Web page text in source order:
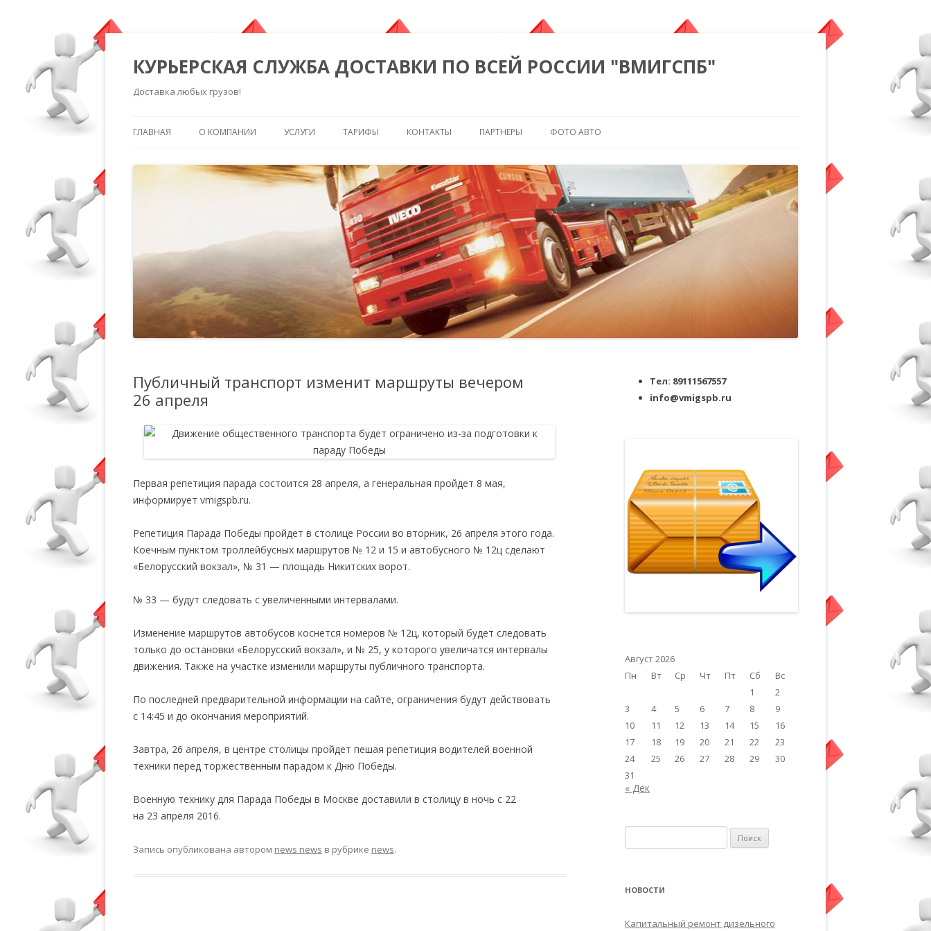
КУРЬЕРСКАЯ СЛУЖБА ДОСТАВКИ ПО ВСЕЙ РОССИИ "ВМИГСПБ"
Доставка любых грузов!
ГЛАВНАЯ О КОМПАНИИ УСЛУГИ ТАРИФЫ КОНТАКТЫ ПАРТНЕРЫ ФОТО АВТО
Публичный транспорт изменит маршруты вечером
26 апреля
Первая репетиция парада состоится 28 апреля, а генеральная пройдет 8 мая,
информирует vmigspb.ru.
Репетиция Парада Победы пройдет в столице России во вторник, 26 апреля этого года.
Коечным пунктом троллейбусных маршрутов № 12 и 15 и автобусного № 12ц сделают
«Белорусский вокзал», № 31 — площадь Никитских ворот.
№ 33 — будут следовать с увеличенными интервалами.
Изменение маршрутов автобусов коснется номеров № 12ц, который будет следовать
только до остановки «Белорусский вокзал», и № 25, у которого увеличатся интервалы
движения. Также на участке изменили маршруты публичного транспорта.
По последней предварительной информации на сайте, ограничения будут действовать
с 14:45 и до окончания мероприятий.
Завтра, 26 апреля, в центре столицы пройдет пешая репетиция водителей военной
техники перед торжественным парадом к Дню Победы.
Военную технику для Парада Победы в Москве доставили в столицу в ночь с 22
на 23 апреля 2016.
Запись опубликована автором news news в рубрике news.
Тел: 89111567557
info@vmigspb.ru
Август 2026
Пн
Вт Ср Чт Пт Сб
Вс
1
2
3
4 5 6 7 8
9
10
11 12 13 14 15
16
17
18 19 20 21 22
23
24
25 26 27 28 29
30
31
« Дек
НОВОСТИ
Капитальный ремонт дизельного